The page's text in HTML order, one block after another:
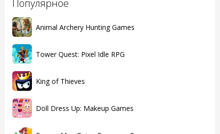
Популярное
Animal Archery Hunting Games
Tower Quest: Pixel Idle RPG
King of Thieves
Doll Dress Up: Makeup Games